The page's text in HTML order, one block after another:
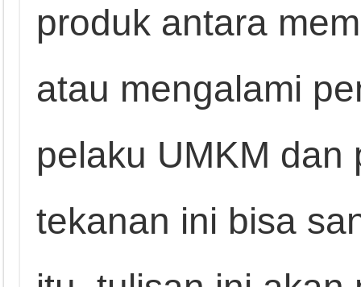
produk antara
atau mengalami
pelaku UMKM dan
tekanan ini bisa